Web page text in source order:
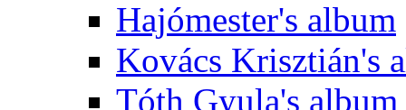
Hajómester's album
Kovács Krisztián's
Tóth Gyula's album